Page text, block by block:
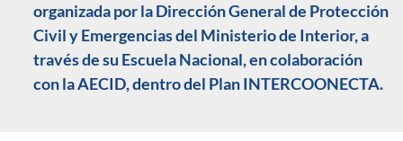
organizada por la Dirección General de Protección
Civil y Emergencias del Ministerio de Interior, a
través de su Escuela Nacional, en colaboración
con la AECID, dentro del Plan INTERCOONECTA.